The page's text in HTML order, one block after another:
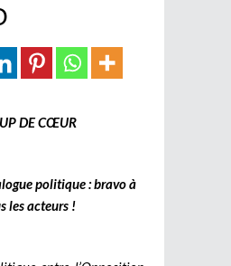
DE CŒUR
politique : bravo à
les acteurs !